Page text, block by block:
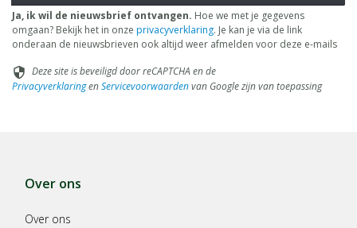
Ja, ik wil de nieuwsbrief ontvangen. Hoe we met je gegevens
omgaan? Bekijk het in onze privacyverklaring. Je kan je via de link
onderaan de nieuwsbrieven ook altijd weer afmelden voor deze e-mails
security Deze site is beveiligd door reCAPTCHA en de
PrivacyverklaringenServicevoorwaardenvan Google zijn van toepassing
Over ons
Over ons